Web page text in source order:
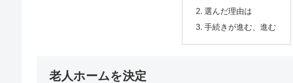
選んだ理由は
手続きが進む、進む
老人ホームを決定